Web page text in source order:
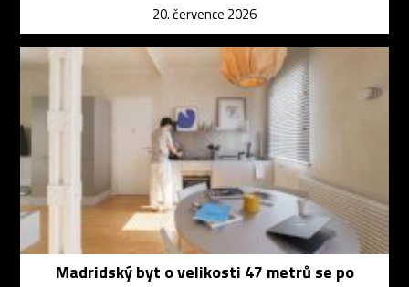
20. července 2026
Madridský byt o velikosti 47 metrů se po